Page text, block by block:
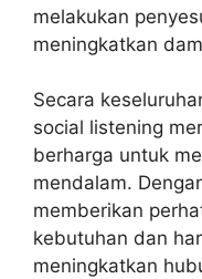
melakukan
meningkatkan
Secara
social listening
berharga untuk
mendalam.
memberikan
kebutuhan dan
meningkatkan